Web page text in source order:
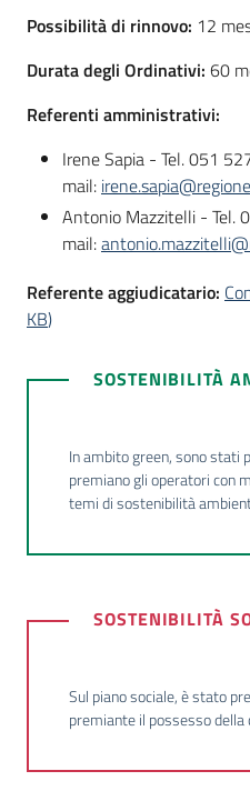
Possibilità di rinnovo: 12
Durata degli Ordinativi: 60
Referenti amministrativi:
Irene Sapia - Tel. 051
mail:
Antonio Mazzitelli - Tel.
mail:
Referente aggiudicatario:
KB)
SOSTENIBILITÀ
In ambito green, sono stati
premiano gli operatori con
temi di sostenibilità
SOSTENIBILITÀ
Sul piano sociale, è stato
premiante il possesso